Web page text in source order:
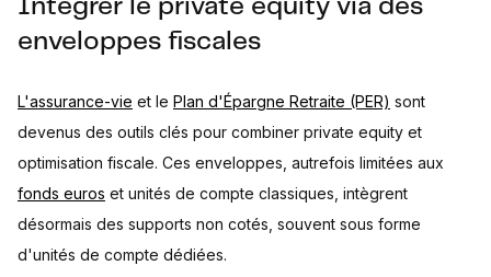
Intégrer le private equity via des
enveloppes fiscales
L'assurance-vie et le Plan d'Épargne Retraite (PER) sont
devenus des outils clés pour combiner private equity et
optimisation fiscale. Ces enveloppes, autrefois limitées aux
fonds euros et unités de compte classiques, intègrent
désormais des supports non cotés, souvent sous forme
d'unités de compte dédiées.